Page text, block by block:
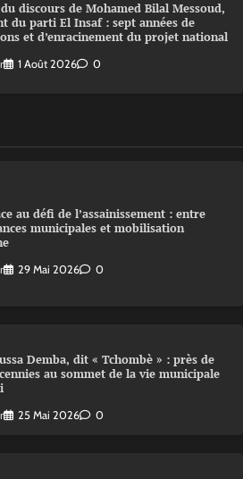
discours de Mohamed Bilal Messoud,
du parti El Insaf : sept années de
et d’enracinement du projet national
1 Août 2026 0
au défi de l’assainissement : entre
municipales et mobilisation
29 Mai 2026 0
Demba, dit « Tchombè » : près de
au sommet de la vie municipale
25 Mai 2026 0